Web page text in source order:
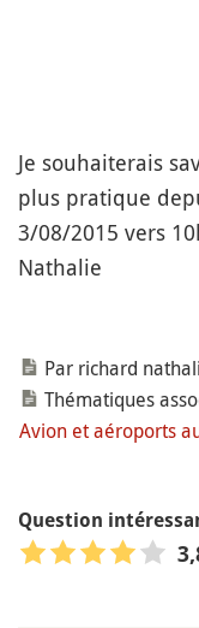
Je souhaiterais
plus pratique
3/08/2015 vers
Nathalie
Par richard
Thématiques
Avion et aéroports
Question